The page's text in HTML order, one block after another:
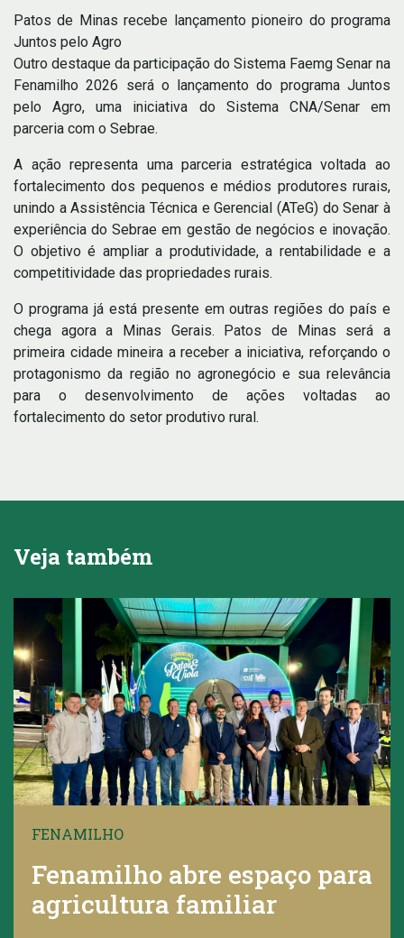
Patos de Minas recebe lançamento pioneiro do programa
Juntos pelo Agro
Outro destaque da participação do Sistema Faemg Senar na
Fenamilho 2026 será o lançamento do programa Juntos
pelo Agro, uma iniciativa do Sistema CNA/Senar em
parceria com o Sebrae.
A ação representa uma parceria estratégica voltada ao
fortalecimento dos pequenos e médios produtores rurais,
unindo a Assistência Técnica e Gerencial (ATeG) do Senar à
experiência do Sebrae em gestão de negócios e inovação.
O objetivo é ampliar a produtividade, a rentabilidade e a
competitividade das propriedades rurais.
O programa já está presente em outras regiões do país e
chega agora a Minas Gerais. Patos de Minas será a
primeira cidade mineira a receber a iniciativa, reforçando o
protagonismo da região no agronegócio e sua relevância
para o desenvolvimento de ações voltadas ao
fortalecimento do setor produtivo rural.
Veja também
FENAMILHO
Fenamilho abre espaço para
agricultura familiar